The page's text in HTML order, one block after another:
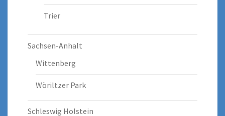
Trier
Sachsen-Anhalt
Wittenberg
Wöriltzer Park
Schleswig Holstein